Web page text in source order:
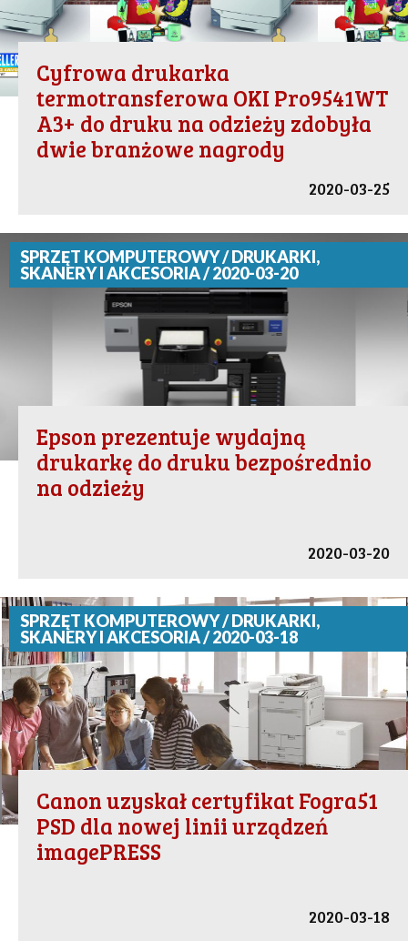
Cyfrowa drukarka
termotransferowa OKI Pro9541WT
A3+ do druku na odzieży zdobyła
dwie branżowe nagrody
2020-03-25
SPRZĘT KOMPUTEROWY / DRUKARKI,
SKANERY I AKCESORIA / 2020-03-20
Epson prezentuje wydajną
drukarkę do druku bezpośrednio
na odzieży
2020-03-20
SPRZĘT KOMPUTEROWY / DRUKARKI,
SKANERY I AKCESORIA / 2020-03-18
Canon uzyskał certyfikat Fogra51
PSD dla nowej linii urządzeń
imagePRESS
2020-03-18